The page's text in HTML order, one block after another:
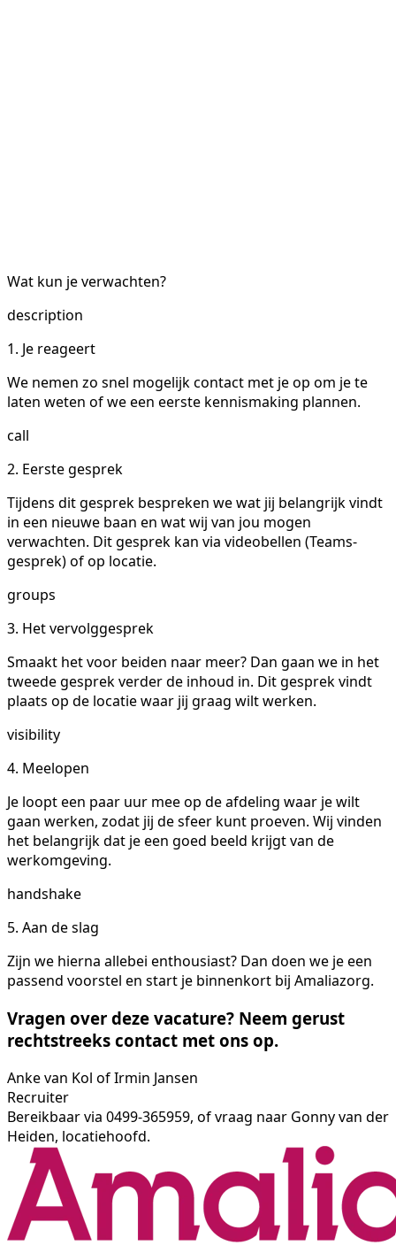
Wat kun je verwachten?
description
1. Je reageert
We nemen zo snel mogelijk contact met je op om je te
laten weten of we een eerste kennismaking plannen.
call
2. Eerste gesprek
Tijdens dit gesprek bespreken we wat jij belangrijk vindt
in een nieuwe baan en wat wij van jou mogen
verwachten. Dit gesprek kan via videobellen (Teams-
gesprek) of op locatie.
groups
3. Het vervolggesprek
Smaakt het voor beiden naar meer? Dan gaan we in het
tweede gesprek verder de inhoud in. Dit gesprek vindt
plaats op de locatie waar jij graag wilt werken.
visibility
4. Meelopen
Je loopt een paar uur mee op de afdeling waar je wilt
gaan werken, zodat jij de sfeer kunt proeven. Wij vinden
het belangrijk dat je een goed beeld krijgt van de
werkomgeving.
handshake
5. Aan de slag
Zijn we hierna allebei enthousiast? Dan doen we je een
passend voorstel en start je binnenkort bij Amaliazorg.
Vragen over deze vacature? Neem gerust
rechtstreeks contact met ons op.
Anke van Kol of Irmin Jansen
Recruiter
Bereikbaar via 0499-365959, of vraag naar Gonny van der
Heiden, locatiehoofd.